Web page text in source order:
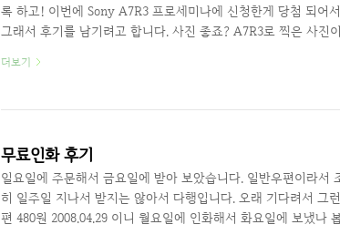
록 하고! 이번에 Sony A7R3 프로세미나에 신청한게 당첨 되어
그래서 후기를 남기려고 합니다. 사진 좋죠? A7R3로 찍은 사진
당첨자 명단에 있더라구요~ 저는 12월 3일 오전에 다녀왔습니
울까지 올라가야 했어요 ㅠㅠ 아침 일찍 갈 수도 있지만 더 멀
더보기
무료인화 후기
일요일에 주문해서 금요일에 받아 보았습니다. 일반우편이라서
히 일주일 지나서 받지는 않아서 다행입니다. 오래 기다려서 그
편 480원 2008.04.29 이니 월요일에 인화해서 화요일에 보냈나